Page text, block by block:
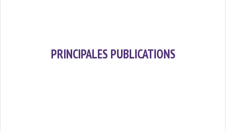
PRINCIPALES PUBLICATIONS